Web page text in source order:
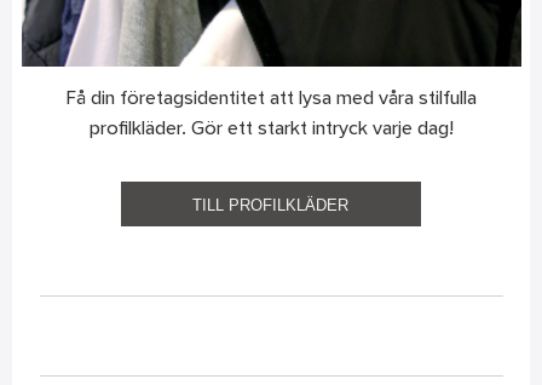
Få din företagsidentitet att lysa med våra stilfulla
profilkläder. Gör ett starkt intryck varje dag!
TILL PROFILKLÄDER